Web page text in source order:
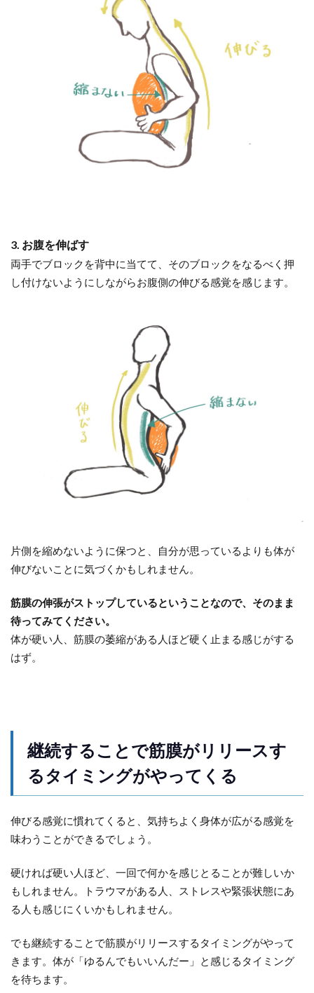
3. お腹を伸ばす
両手でブロックを背中に当てて、そのブロックをなるべく押
し付けないようにしながらお腹側の伸びる感覚を感じます。
片側を縮めないように保つと、自分が思っているよりも体が
伸びないことに気づくかもしれません。
筋膜の伸張がストップしているということなので、そのまま
待ってみてください。
体が硬い人、筋膜の萎縮がある人ほど硬く止まる感じがする
はず。
継続することで筋膜がリリースす
るタイミングがやってくる
伸びる感覚に慣れてくると、気持ちよく身体が広がる感覚を
味わうことができるでしょう。
硬ければ硬い人ほど、一回で何かを感じとることが難しいか
もしれません。トラウマがある人、ストレスや緊張状態にあ
る人も感じにくいかもしれません。
でも継続することで筋膜がリリースするタイミングがやって
きます。体が「ゆるんでもいいんだー」と感じるタイミング
を待ちます。